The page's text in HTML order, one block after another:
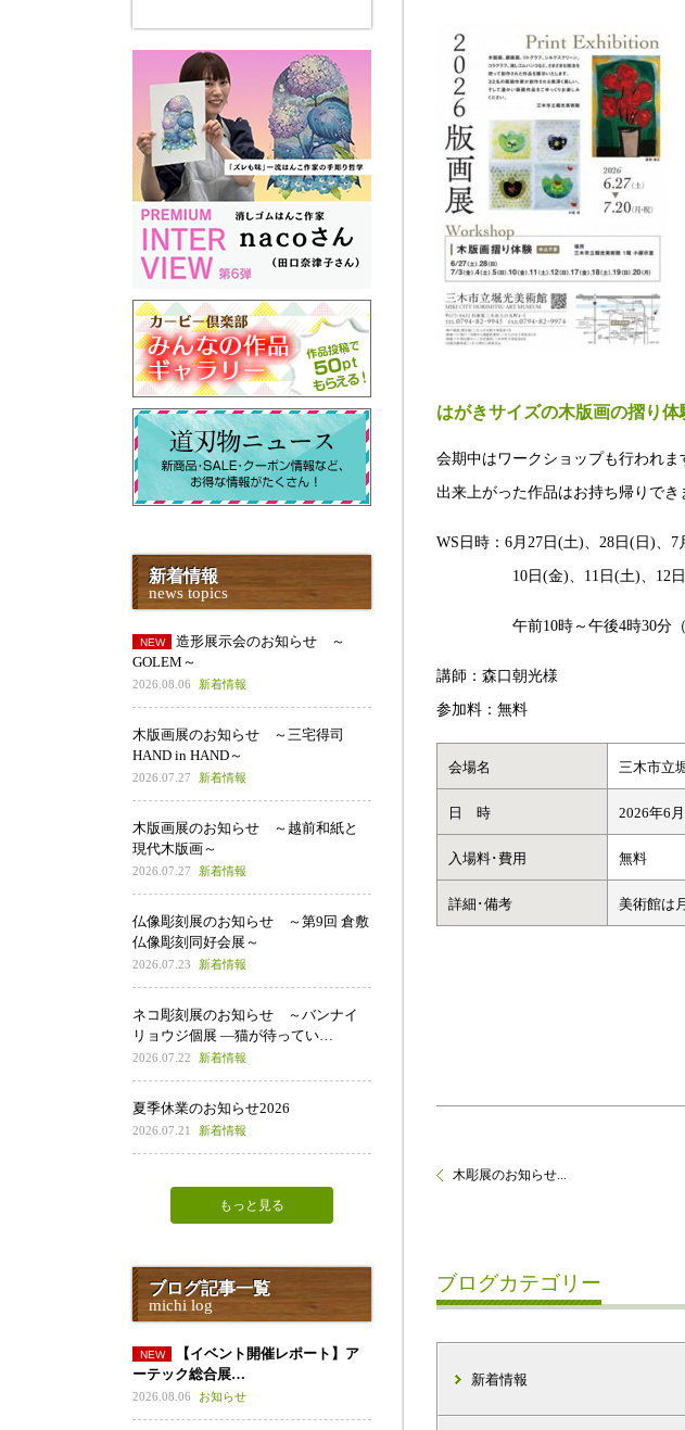
はがきサイズの木版画の摺り
会期中はワークショップも行われま
出来上がった作品はお持ち帰りでき
WS日時：6月27日(土)、28日(日)、
10日(金)、11日(土)、12日(日)
午前10時～午後4時30分（15
講師：森口朝光様
参加料：無料
会場名 三木市立
日 時 2026年6
入場料･費用 無料
詳細･備考 美術館は
木彫展のお知らせ...
ブログカテゴリー
新着情報
新着情報
news topics
造形展示会のお知らせ ～
GOLEM～
2026.08.06 新着情報
木版画展のお知らせ ～三宅得司
HAND in HAND～
2026.07.27 新着情報
木版画展のお知らせ ～越前和紙と
現代木版画～
2026.07.27 新着情報
仏像彫刻展のお知らせ ～第9回 倉敷
仏像彫刻同好会展～
2026.07.23 新着情報
ネコ彫刻展のお知らせ ～バンナイ
リョウジ個展 ―猫が待ってい…
2026.07.22 新着情報
夏季休業のお知らせ2026
2026.07.21 新着情報
もっと見る
ブログ記事一覧
michi log
【イベント開催レポート】ア
ーテック総合展…
2026.08.06 お知らせ